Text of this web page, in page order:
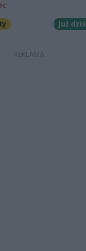
Już dziś